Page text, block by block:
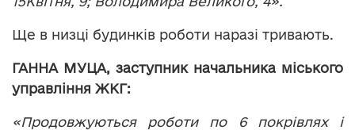
Ще в низці будинків роботи наразі тривають.
ГАННА МУЦА, заступник начальника міського
управління ЖКГ:
«Продовжуються роботи по 6 покрівлях і